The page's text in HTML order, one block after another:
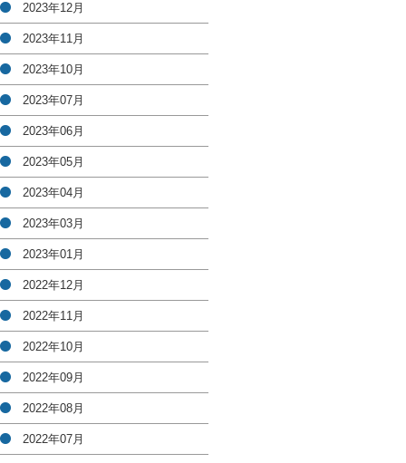
2023年12月
2023年11月
2023年10月
2023年07月
2023年06月
2023年05月
2023年04月
2023年03月
2023年01月
2022年12月
2022年11月
2022年10月
2022年09月
2022年08月
2022年07月